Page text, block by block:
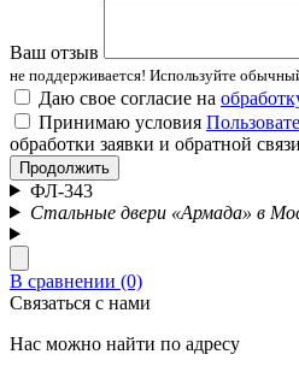
Ваш отзыв
не поддерживается! Используйте
Даю свое согласие на
Принимаю условия
обработки заявки и обратной
Продолжить
ФЛ-343
Стальные двери «Армада» в
В сравнении (0)
Связаться с нами
Нас можно найти по адресу